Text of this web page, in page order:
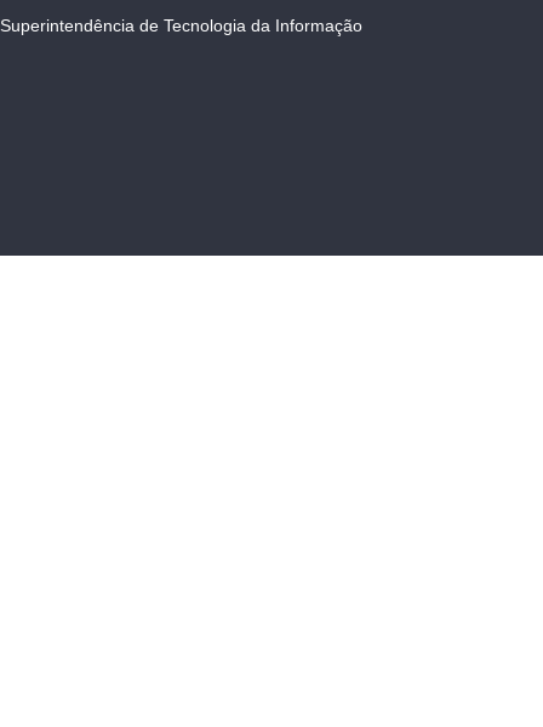
Superintendência de Tecnologia da Informação